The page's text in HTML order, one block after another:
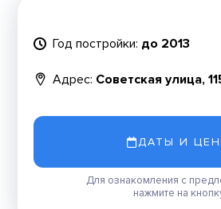
Год постройки: до 2013
Адрес: Советская улица,
ДАТЫ И
Для ознакомления с
нажмите на